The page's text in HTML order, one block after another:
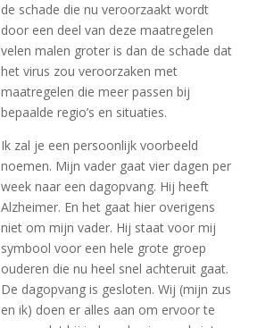
de schade die nu veroorzaakt wordt
door een deel van deze maatregelen
velen malen groter is dan de schade dat
het virus zou veroorzaken met
maatregelen die meer passen bij
bepaalde regio’s en situaties.
Ik zal je een persoonlijk voorbeeld
noemen. Mijn vader gaat vier dagen per
week naar een dagopvang. Hij heeft
Alzheimer. En het gaat hier overigens
niet om mijn vader. Hij staat voor mij
symbool voor een hele grote groep
ouderen die nu heel snel achteruit gaat.
De dagopvang is gesloten. Wij (mijn zus
en ik) doen er alles aan om ervoor te